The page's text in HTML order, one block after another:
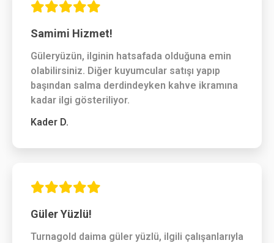
Samimi Hizmet!
Güleryüzün, ilginin hatsafada olduğuna emin
olabilirsiniz. Diğer kuyumcular satışı yapıp
başından salma derdindeyken kahve ikramına
kadar ilgi gösteriliyor.
Kader D.
Güler Yüzlü!
Turnagold daima güler yüzlü, ilgili çalışanlarıyla